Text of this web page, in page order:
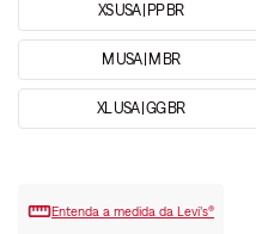
XS USA | PP BR
M USA | M BR
XL USA | GG BR
Entenda a medida da Levi’s®